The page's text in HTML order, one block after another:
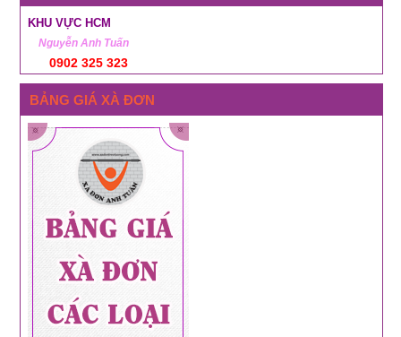
KHU VỰC HCM
Nguyễn Anh Tuấn
0902 325 323
BẢNG GIÁ XÀ ĐƠN